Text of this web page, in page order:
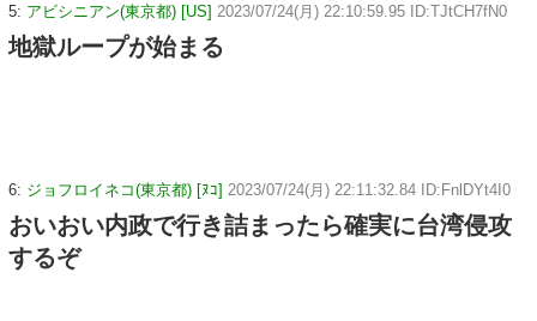
5: アビシニアン(東京都) [US] 2023/07/24(月) 22:10:59.95 ID:TJtCH7fN0
地獄ループが始まる
6: ジョフロイネコ(東京都) [ﾇｺ] 2023/07/24(月) 22:11:32.84 ID:FnlDYt4I0
おいおい内政で行き詰まったら確実に台湾侵攻
するぞ